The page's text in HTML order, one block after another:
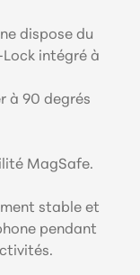
dispose du
intégré à
à 90 degrés
MagSafe.
stable et
pendant